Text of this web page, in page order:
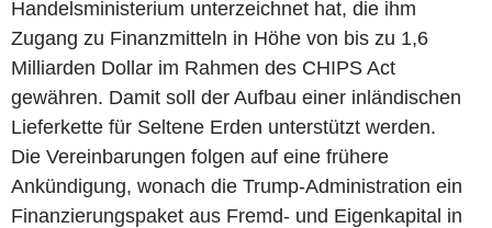
Handelsministerium unterzeichnet hat, die ihm
Zugang zu Finanzmitteln in Höhe von bis zu 1,6
Milliarden Dollar im Rahmen des CHIPS Act
gewähren. Damit soll der Aufbau einer inländischen
Lieferkette für Seltene Erden unterstützt werden.
Die Vereinbarungen folgen auf eine frühere
Ankündigung, wonach die Trump-Administration ein
Finanzierungspaket aus Fremd- und Eigenkapital in